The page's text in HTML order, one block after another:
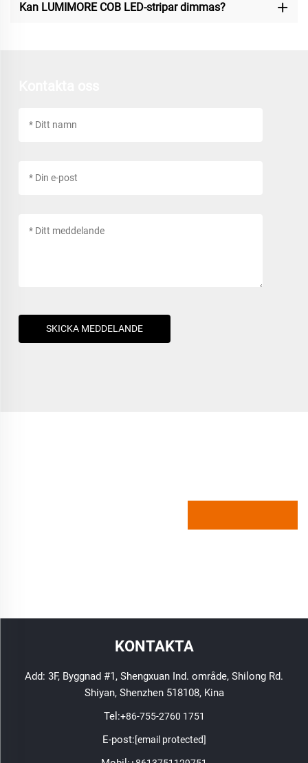
Kan LUMIMORE COB LED-stripar dimmas?
SKICKA MEDDELANDE
KONTAKTA
Add: 3F, Byggnad #1, Shengxuan Ind. område, Shilong Rd.
Shiyan, Shenzhen 518108, Kina
Tel:+86-755-2760 1751
E-post:[email protected]